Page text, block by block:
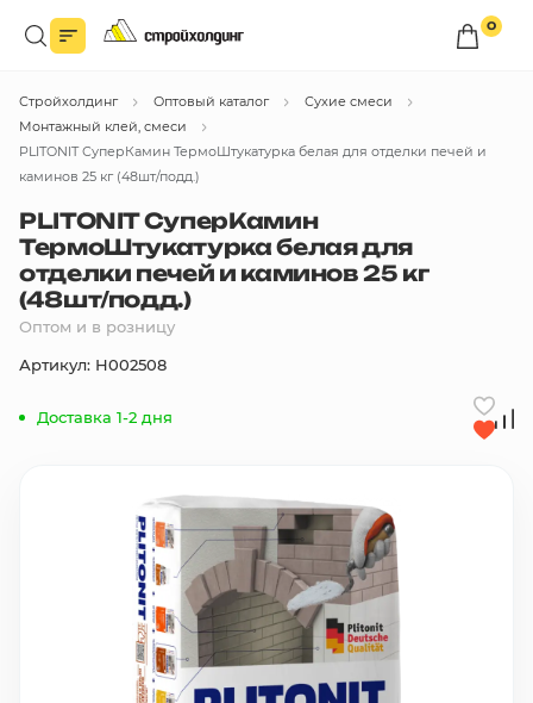
0
Войдите в личный кабинет
Вы сможете оформлять заказы
Войти
Каталог товаров
Быстрый заказ по списку
Все
Избранное
10 000 ₽
Минимальный заказ
+7(495) 988-86-47
sales@stroyholding.ru
Стройхолдинг Оптовый каталог
Сухие смеси
Монтажный клей, смеси
PLITONIT СуперКамин ТермоШтукатурка белая для отделки печей и
каминов 25 кг (48шт/подд.)
PLITONIT СуперКамин
ТермоШтукатурка белая для
отделки печей и каминов 25 кг
(48шт/подд.)
Оптом и в розницу
Артикул: Н002508
Доставка 1-2 дня